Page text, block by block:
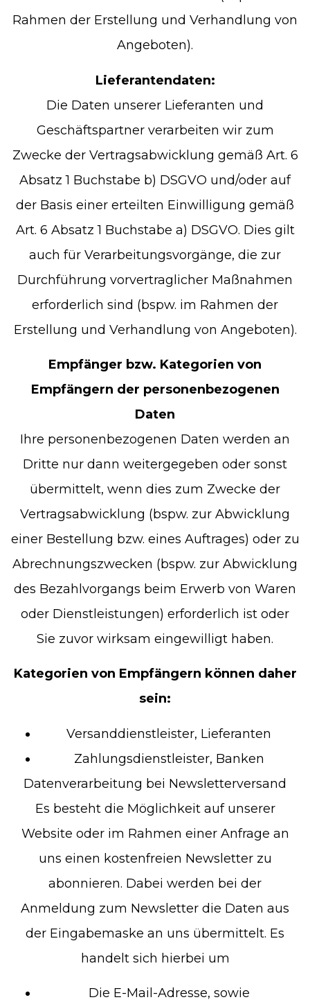
Rahmen der Erstellung und Verhandlung von
Angeboten).
Lieferantendaten:
Die Daten unserer Lieferanten und
Geschäftspartner verarbeiten wir zum
Zwecke der Vertragsabwicklung gemäß Art. 6
Absatz 1 Buchstabe b) DSGVO und/oder auf
der Basis einer erteilten Einwilligung gemäß
Art. 6 Absatz 1 Buchstabe a) DSGVO. Dies gilt
auch für Verarbeitungsvorgänge, die zur
Durchführung vorvertraglicher Maßnahmen
erforderlich sind (bspw. im Rahmen der
Erstellung und Verhandlung von Angeboten).
Empfänger bzw. Kategorien von
Empfängern der personenbezogenen
Daten
Ihre personenbezogenen Daten werden an
Dritte nur dann weitergegeben oder sonst
übermittelt, wenn dies zum Zwecke der
Vertragsabwicklung (bspw. zur Abwicklung
einer Bestellung bzw. eines Auftrages) oder zu
Abrechnungszwecken (bspw. zur Abwicklung
des Bezahlvorgangs beim Erwerb von Waren
oder Dienstleistungen) erforderlich ist oder
Sie zuvor wirksam eingewilligt haben.
Kategorien von Empfängern können daher
sein:
Versanddienstleister, Lieferanten
Zahlungsdienstleister, Banken
Datenverarbeitung bei Newsletterversand
Es besteht die Möglichkeit auf unserer
Website oder im Rahmen einer Anfrage an
uns einen kostenfreien Newsletter zu
abonnieren. Dabei werden bei der
Anmeldung zum Newsletter die Daten aus
der Eingabemaske an uns übermittelt. Es
handelt sich hierbei um
Die E-Mail-Adresse, sowie